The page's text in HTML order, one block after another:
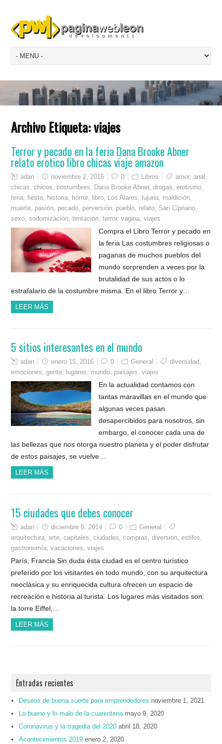
Archivo Etiqueta:viajes
Terror y pecado en la feria Dana Brooke Abner
relato erotico libro chicas viaje amazon
adan noviembre 2, 2016 0 Libros amor,anal
chicas ,chicos ,costumbres Dana Brooke Abner,drogas ,erotismo
feria ,fiesta historia horror, libro Los Alares lujuria maldición
muerte pasión pecado perversión pueblo relato San Cipriano
sexo ,sodomización ,tentación ,terror,vagina ,viajes
Compra el Libro Terror y pecado en
la feria Las costumbres religiosas o
paganas de muchos pueblos del
mundo sorprenden a veces por la
brutalidad de sus actos o lo
estrafalario de la costumbre misma. En el libro Terror y…
LEER MÁS
5 sitios interesantes en el mundo
adan enero 15, 2016 0 General diversidad
emociones ,gente lugares mundo paisajes ,viajes
En la actualidad contamos con
tantas maravillas en el mundo que
algunas veces pasan
desapercibidos para nosotros, sin
embargo, el conocer cada una de
las bellezas que nos otorga nuestro planeta y el poder disfrutar
de estos paisajes, se vuelve…
LEER MÁS
15 ciudades que debes conocer
adan diciembre 5, 2014 0
General
arquitectura ,arte ,capitales ,ciudades ,compras ,diversión ,estilos
gastronomía ,vacaciones ,viajes
París, Francia Sin duda ésta ciudad es el centro turístico
preferido por los visitantes en todo mundo, con su arquitectura
neoclásica y su enriquecida cultura ofrecen un espacio de
recreación e historia al turista. Los lugares más visitados son:
la torre Eiffel,…
LEER MÁS
Entradas recientes
Deseos de buena suerte para emprendedores noviembre 1, 2021
Lo bueno y lo malo de la cuarentena mayo 9, 2020
Coronavirus y la tragedia del 2020 abril 18, 2020
Acontecimientos 2019 enero 2, 2020